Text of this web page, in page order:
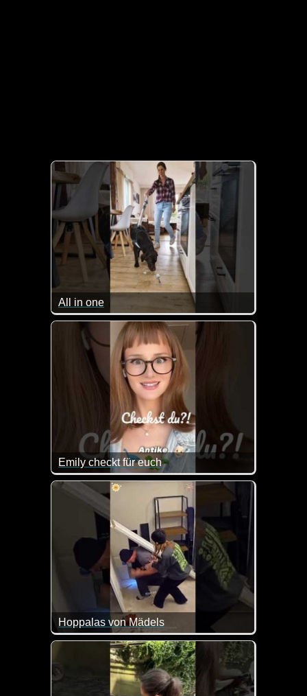
All in one
Sehr praktisch so ein tierischer Wisch- und
Emily checkt für euch
Das ist wirklich sehr hilfreich und nett von der
Hoppalas von Mädels